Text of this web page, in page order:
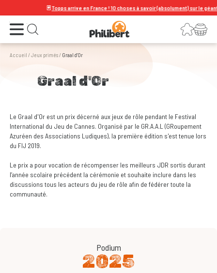
Topps arrive en France ! 10 choses à savoir (absolument) sur le géant
Ouvrir le menu Ouvrir la recherche Connexion
Votre panier
Accueil /Jeux primés/ Graal d'Or
Graal d'Or
Le Graal d'Or est un prix décerné aux jeux de rôle pendant le Festival
International du Jeu de Cannes. Organisé par le GR.A.A.L (GRoupement
Azuréen des Associations Ludiques), la première édition s'est tenue lors
du FIJ 2019.
Le prix a pour vocation de récompenser les meilleurs JDR sortis durant
l’année scolaire précédent la cérémonie et souhaite inclure dans les
discussions tous les acteurs du jeu de rôle afin de fédérer toute la
communauté.
Podium
2025